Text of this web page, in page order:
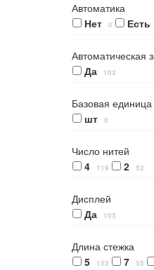
Автоматика
Нет
0 Есть
Автоматическая
Да
103
Базовая единица
шт
0
Число нитей
4
119 2 52
Дисплей
Да
103
Длина стежка
5
152 7 55